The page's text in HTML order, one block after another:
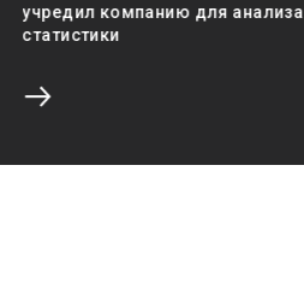
учредил компанию для анализа
статистики